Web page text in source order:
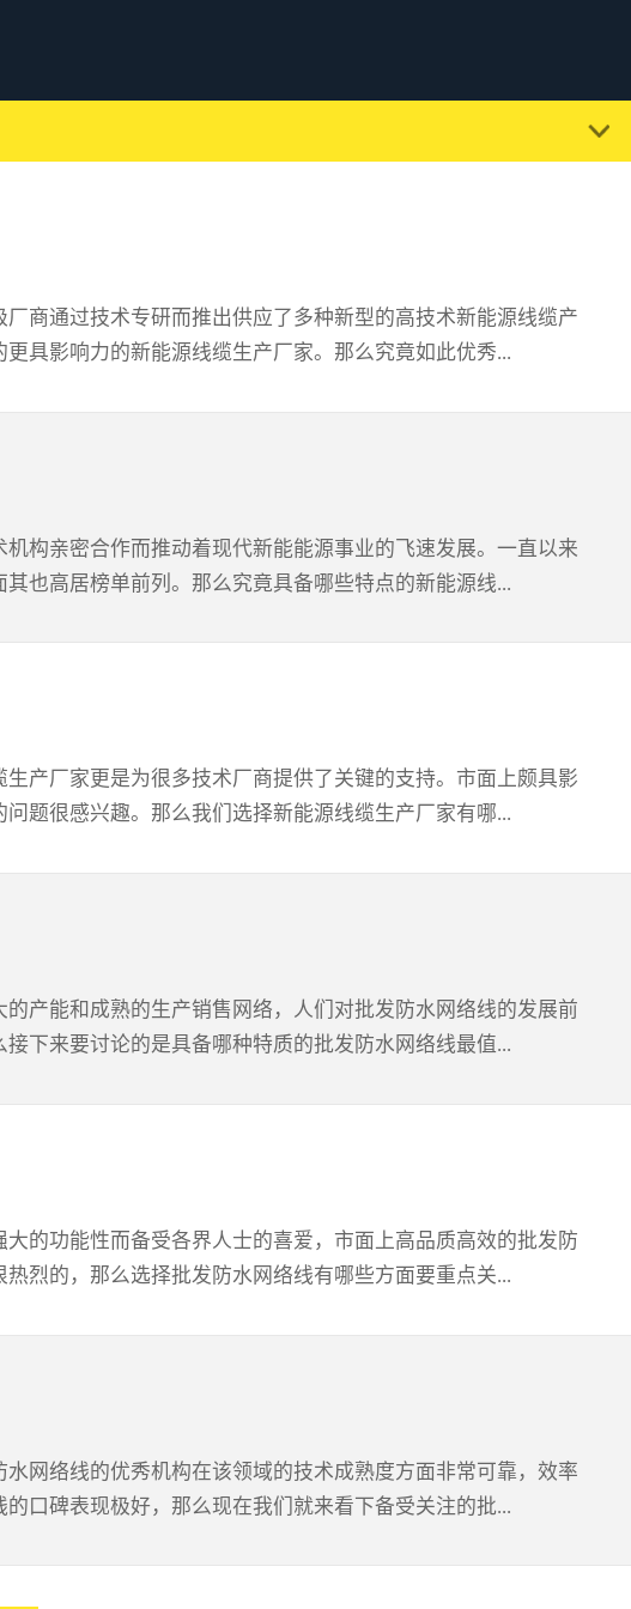
商通过技术专研而推出供应了多种新型的高技术新能源线缆产
具影响力的新能源线缆生产厂家。那么究竟如此优秀...
技术的实用性方面做得非常好，他们多年的从业经历让他们
品质量表现同时我们也看到了优秀的新能源线缆生产厂家在
我们可以看到起供应的每一份新能源线缆材料的各项指标达标
系方面也做得非常完善，也就是说客户们在其手中购买新能源
缆生产厂家在很多方面的做得非常出众，主要包括其在核心的
构亲密合作而推动着现代新能能源事业的飞速发展。一直以来
也高居榜单前列。那么究竟具备哪些特点的新能源线...
一般有丰厚的经验加持，这样的经验能够让他们的核心新能
趋势。2、诚信经营注重细节的同时从客户体验的角度来说肯
面会投入很大的经历，同时在与客户的合作沟通过程中也会付
为丰富的，因为如今多元化的市场表现让对新能源材料的类型
的说起来可靠的新能源线缆生产厂家身上是具备多种特点的，
产厂家更是为很多技术厂商提供了关键的支持。市面上颇具影
题很感兴趣。那么我们选择新能源线缆生产厂家有哪...
缆生产厂家第一时间会考虑其技术成熟度，而这个可以从新
等官方媒体渠道中都有相关内容的介绍。2、考察厂家产品的
能只管向我们反映该厂家技术水平的关键内容，而且这个深入
外不得不说新能源线缆生产厂家的客户评价反馈也是很值得参
合起来形成口碑对新能源线缆生产厂家各方面水平都是很好的
产能和成熟的生产销售网络，人们对批发防水网络线的发展前
下来要讨论的是具备哪种特质的批发防水网络线最值...
方面做得很好，也就是说我们在其购买的防水网络线等材料
场发展趋势的然后大家也看到了非常受欢迎的批发防水网络
实践，诸多一线工作者都表示与这样的批发防水网络线机构进
的售后保障体系是非常健全的，也就是说大家与该公司确定了
来值得相信的批发防水网络线公司是有很多典型的特质的，其
的功能性而备受各界人士的喜爱，市面上高品质高效的批发防
烈的，那么选择批发防水网络线有哪些方面要重点关...
就是品牌实力，而这个从该产品制造商在该类产品研发生产
的详细介绍。2、关注产品的具体参数以及实用表现然后我们
功能的有效过程，而且这个深入了解的过程对我们判断批发防
水网络线商家的客户实际体验评价也很值得参考一番，因为这
发防水网络线商家各方面水平都是很好的展示。所以对于选择
网络线的优秀机构在该领域的技术成熟度方面非常可靠，效率
口碑表现极好，那么现在我们就来看下备受关注的批...